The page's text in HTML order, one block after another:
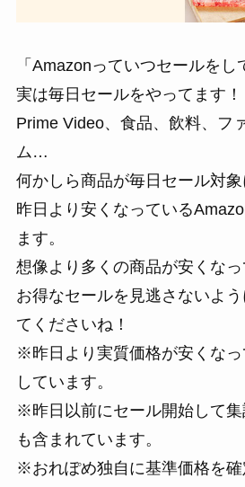
「Amazonっていつセールをし
実は毎日セールをやってます！
Prime Video、食品、飲料、フ
ム…
何かしら商品が毎日セール対象
昨日より安くなっている
ます。
想像より多くの商品が安くなっ
お得なセールを見逃さないよ
てくださいね！
※昨日より実質価格が安くな
しています。
※昨日以前にセール開始して
も含まれています。
※おれぽめ独自に基準価格を